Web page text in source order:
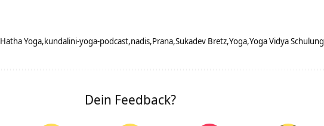
Hatha Yoga kundalini-yoga-podcast nadis Prana Sukadev Bretz Yoga Yoga Vidya Schulung
Dein Feedback?